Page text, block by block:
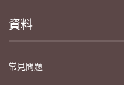
資料
常見問題